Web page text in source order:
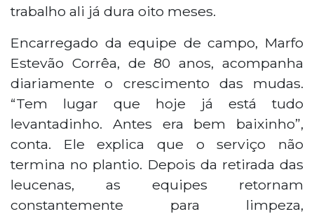
trabalho ali já dura oito meses.
Encarregado da equipe de campo, Marfo
Estevão Corrêa, de 80 anos, acompanha
diariamente o crescimento das mudas.
“Tem lugar que hoje já está tudo
levantadinho. Antes era bem baixinho”,
conta. Ele explica que o serviço não
termina no plantio. Depois da retirada das
leucenas, as equipes retornam
constantemente para limpeza,